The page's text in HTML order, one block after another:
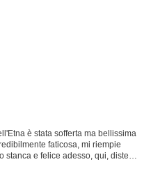
è stata sofferta ma bellissima
faticosa, mi riempie
stanca e felice adesso, qui, distesa